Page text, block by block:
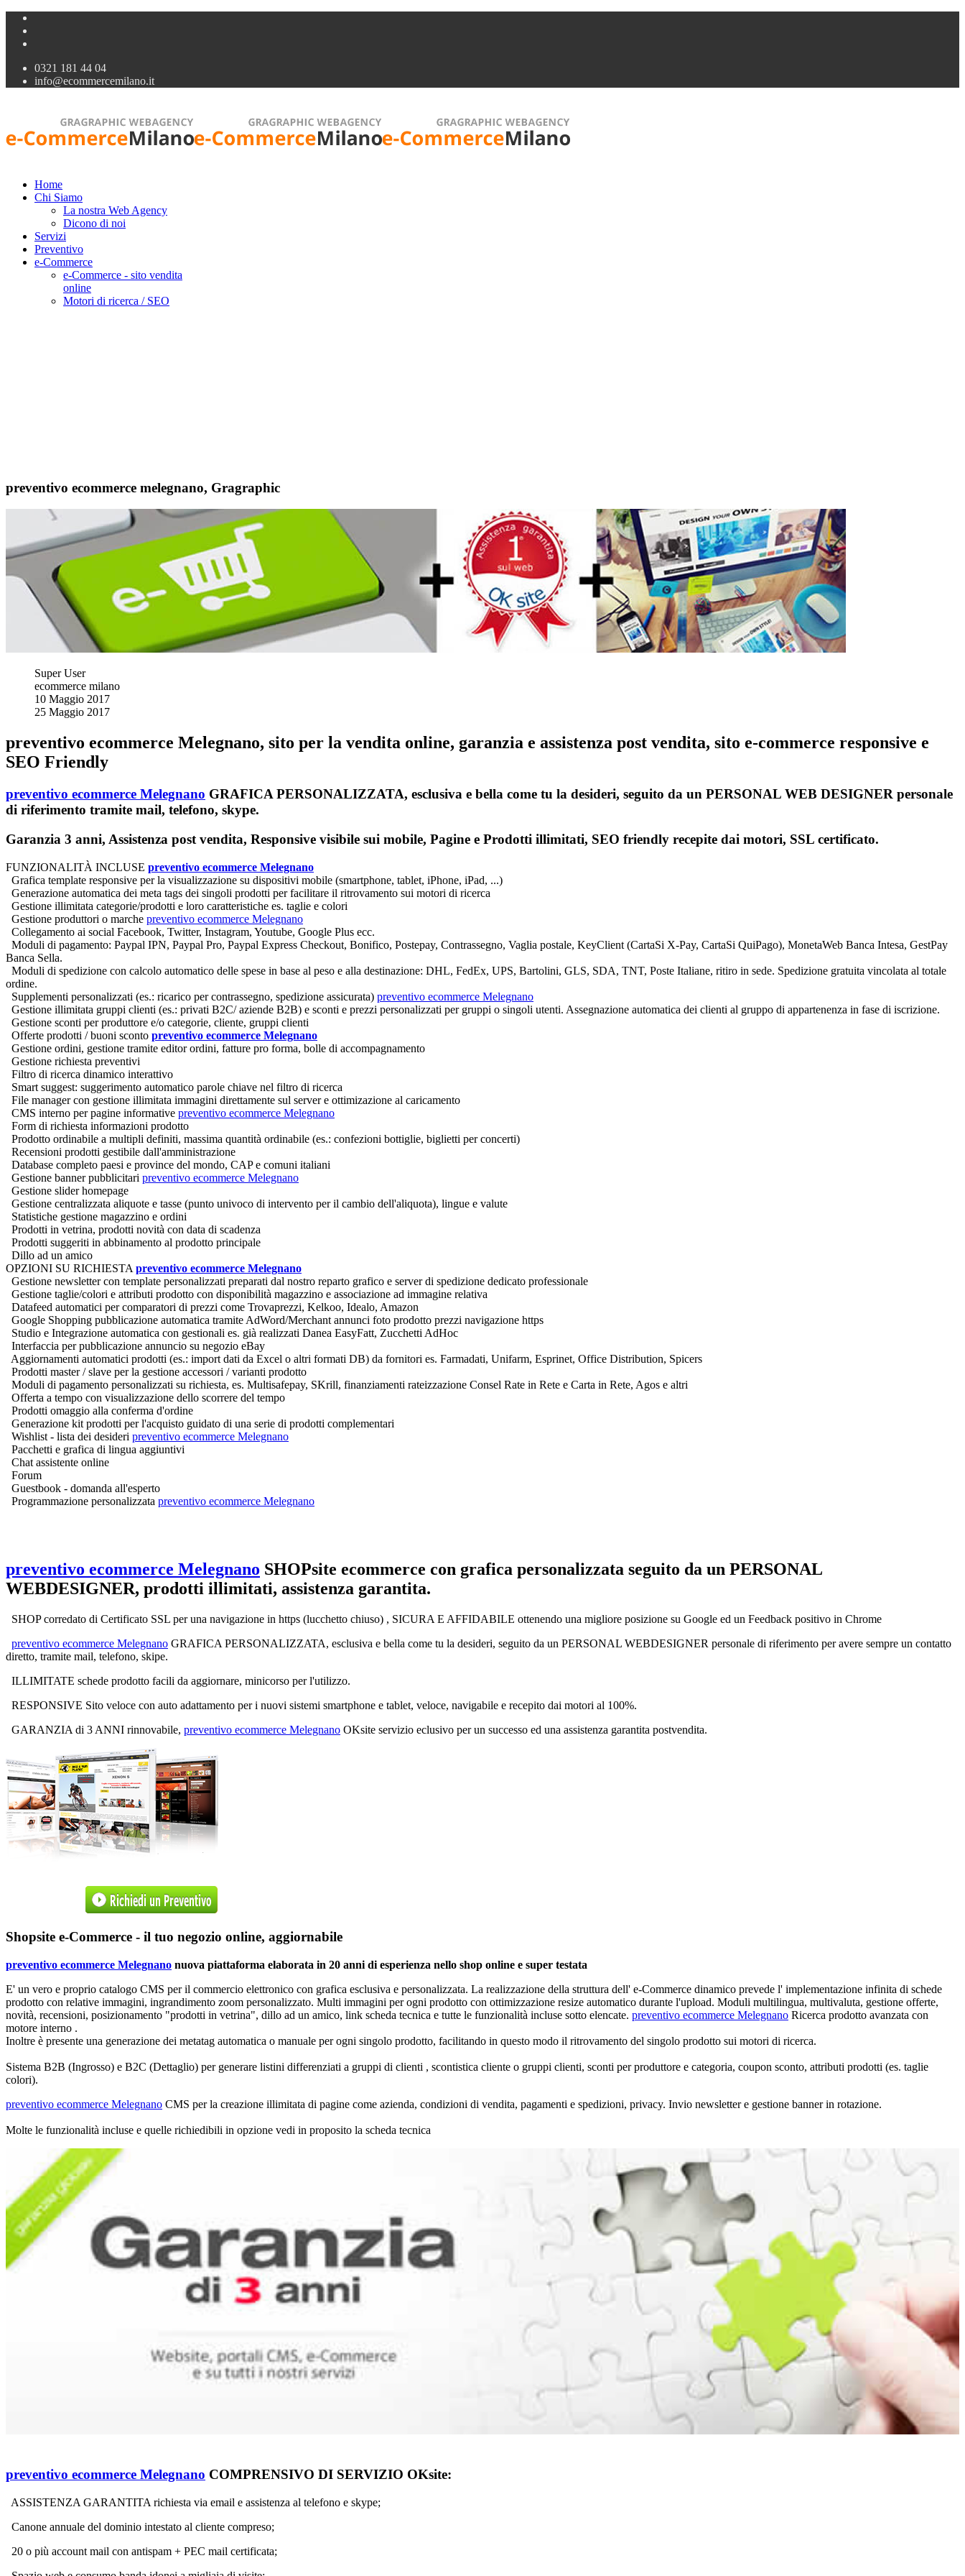
0321 181 44 04
info@ecommercemilano.it
Home
Chi Siamo
La nostra Web Agency
Dicono di noi
Servizi
Preventivo
e-Commerce
e-Commerce - sito vendita
online
Motori di ricerca / SEO
preventivo ecommerce melegnano, Gragraphic
Super User
ecommerce milano
10 Maggio 2017
25 Maggio 2017
preventivo ecommerce Melegnano, sito per la vendita online, garanzia e assistenza post vendita, sito e-commerce responsive e
SEO Friendly
preventivo ecommerce Melegnano GRAFICA PERSONALIZZATA, esclusiva e bella come tu la desideri, seguito da un PERSONAL WEB DESIGNER personale
di riferimento tramite mail, telefono, skype.
Garanzia 3 anni, Assistenza post vendita, Responsive visibile sui mobile, Pagine e Prodotti illimitati, SEO friendly recepite dai motori, SSL certificato.
FUNZIONALITÀ INCLUSE preventivo ecommerce Melegnano
Grafica template responsive per la visualizzazione su dispositivi mobile (smartphone, tablet, iPhone, iPad, ...)
Generazione automatica dei meta tags dei singoli prodotti per facilitare il ritrovamento sui motori di ricerca
Gestione illimitata categorie/prodotti e loro caratteristiche es. taglie e colori
Gestione produttori o marche preventivo ecommerce Melegnano
Collegamento ai social Facebook, Twitter, Instagram, Youtube, Google Plus ecc.
Moduli di pagamento: Paypal IPN, Paypal Pro, Paypal Express Checkout, Bonifico, Postepay, Contrassegno, Vaglia postale, KeyClient (CartaSi X-Pay, CartaSi QuiPago), MonetaWeb Banca Intesa, GestPay
Banca Sella.
Moduli di spedizione con calcolo automatico delle spese in base al peso e alla destinazione: DHL, FedEx, UPS, Bartolini, GLS, SDA, TNT, Poste Italiane, ritiro in sede. Spedizione gratuita vincolata al totale
ordine.
Supplementi personalizzati (es.: ricarico per contrassegno, spedizione assicurata) preventivo ecommerce Melegnano
Gestione illimitata gruppi clienti (es.: privati B2C/ aziende B2B) e sconti e prezzi personalizzati per gruppi o singoli utenti. Assegnazione automatica dei clienti al gruppo di appartenenza in fase di iscrizione.
Gestione sconti per produttore e/o categorie, cliente, gruppi clienti
Offerte prodotti / buoni sconto preventivo ecommerce Melegnano
Gestione ordini, gestione tramite editor ordini, fatture pro forma, bolle di accompagnamento
Gestione richiesta preventivi
Filtro di ricerca dinamico interattivo
Smart suggest: suggerimento automatico parole chiave nel filtro di ricerca
File manager con gestione illimitata immagini direttamente sul server e ottimizazione al caricamento
CMS interno per pagine informative preventivo ecommerce Melegnano
Form di richiesta informazioni prodotto
Prodotto ordinabile a multipli definiti, massima quantità ordinabile (es.: confezioni bottiglie, biglietti per concerti)
Recensioni prodotti gestibile dall'amministrazione
Database completo paesi e province del mondo, CAP e comuni italiani
Gestione banner pubblicitari preventivo ecommerce Melegnano
Gestione slider homepage
Gestione centralizzata aliquote e tasse (punto univoco di intervento per il cambio dell'aliquota), lingue e valute
Statistiche gestione magazzino e ordini
Prodotti in vetrina, prodotti novità con data di scadenza
Prodotti suggeriti in abbinamento al prodotto principale
Dillo ad un amico
OPZIONI SU RICHIESTA preventivo ecommerce Melegnano
Gestione newsletter con template personalizzati preparati dal nostro reparto grafico e server di spedizione dedicato professionale
Gestione taglie/colori e attributi prodotto con disponibilità magazzino e associazione ad immagine relativa
Datafeed automatici per comparatori di prezzi come Trovaprezzi, Kelkoo, Idealo, Amazon
Google Shopping pubblicazione automatica tramite AdWord/Merchant annunci foto prodotto prezzi navigazione https
Studio e Integrazione automatica con gestionali es. già realizzati Danea EasyFatt, Zucchetti AdHoc
Interfaccia per pubblicazione annuncio su negozio eBay
Aggiornamenti automatici prodotti (es.: import dati da Excel o altri formati DB) da fornitori es. Farmadati, Unifarm, Esprinet, Office Distribution, Spicers
Prodotti master / slave per la gestione accessori / varianti prodotto
Moduli di pagamento personalizzati su richiesta, es. Multisafepay, SKrill, finanziamenti rateizzazione Consel Rate in Rete e Carta in Rete, Agos e altri
Offerta a tempo con visualizzazione dello scorrere del tempo
Prodotti omaggio alla conferma d'ordine
Generazione kit prodotti per l'acquisto guidato di una serie di prodotti complementari
Wishlist - lista dei desideri preventivo ecommerce Melegnano
Pacchetti e grafica di lingua aggiuntivi
Chat assistente online
Forum
Guestbook - domanda all'esperto
Programmazione personalizzata preventivo ecommerce Melegnano
preventivo ecommerce Melegnano SHOPsite ecommerce con grafica personalizzata seguito da un PERSONAL
WEBDESIGNER, prodotti illimitati, assistenza garantita.
SHOP corredato di Certificato SSL per una navigazione in https (lucchetto chiuso) , SICURA E AFFIDABILE ottenendo una migliore posizione su Google ed un Feedback positivo in Chrome
preventivo ecommerce Melegnano GRAFICA PERSONALIZZATA, esclusiva e bella come tu la desideri, seguito da un PERSONAL WEBDESIGNER personale di riferimento per avere sempre un contatto
diretto, tramite mail, telefono, skipe.
ILLIMITATE schede prodotto facili da aggiornare, minicorso per l'utilizzo.
RESPONSIVE Sito veloce con auto adattamento per i nuovi sistemi smartphone e tablet, veloce, navigabile e recepito dai motori al 100%.
GARANZIA di 3 ANNI rinnovabile, preventivo ecommerce Melegnano OKsite servizio eclusivo per un successo ed una assistenza garantita postvendita.
Shopsite e-Commerce - il tuo negozio online, aggiornabile
preventivo ecommerce Melegnano nuova piattaforma elaborata in 20 anni di esperienza nello shop online e super testata
E' un vero e proprio catalogo CMS per il commercio elettronico con grafica esclusiva e personalizzata. La realizzazione della struttura dell' e-Commerce dinamico prevede l' implementazione infinita di schede
prodotto con relative immagini, ingrandimento zoom personalizzato. Multi immagini per ogni prodotto con ottimizzazione resize automatico durante l'upload. Moduli multilingua, multivaluta, gestione offerte,
novità, recensioni, posizionamento "prodotti in vetrina", dillo ad un amico, link scheda tecnica e tutte le funzionalità incluse sotto elencate. preventivo ecommerce Melegnano Ricerca prodotto avanzata con
motore interno .
Inoltre è presente una generazione dei metatag automatica o manuale per ogni singolo prodotto, facilitando in questo modo il ritrovamento del singolo prodotto sui motori di ricerca.
Sistema B2B (Ingrosso) e B2C (Dettaglio) per generare listini differenziati a gruppi di clienti , scontistica cliente o gruppi clienti, sconti per produttore e categoria, coupon sconto, attributi prodotti (es. taglie
colori).
preventivo ecommerce Melegnano CMS per la creazione illimitata di pagine come azienda, condizioni di vendita, pagamenti e spedizioni, privacy. Invio newsletter e gestione banner in rotazione.
Molte le funzionalità incluse e quelle richiedibili in opzione vedi in proposito la scheda tecnica
preventivo ecommerce Melegnano COMPRENSIVO DI SERVIZIO OKsite:
ASSISTENZA GARANTITA richiesta via email e assistenza al telefono e skype;
Canone annuale del dominio intestato al cliente compreso;
20 o più account mail con antispam + PEC mail certificata;